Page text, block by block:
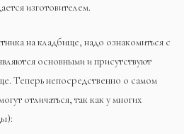
изготовителем.
на кладбище, надо ознакомиться с
основными и присутствуют
Теперь непосредственно о самом
отличаться, так как у многих